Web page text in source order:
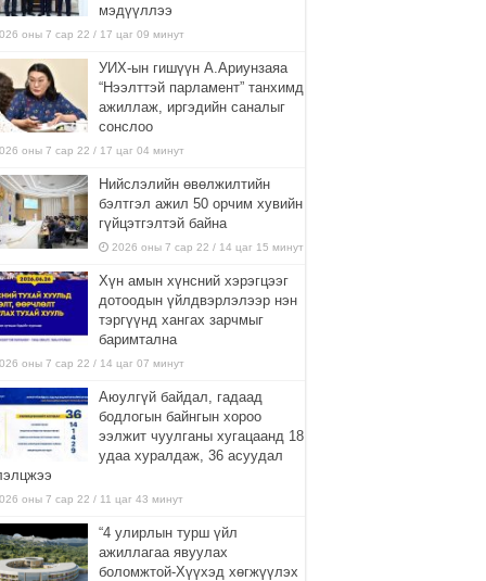
мэдүүллээ
оны 7 сар 22 / 17 цаг 09 минут
УИХ-ын гишүүн А.Ариунзаяа
“Нээлттэй парламент” танхимд
ажиллаж, иргэдийн саналыг
сонслоо
оны 7 сар 22 / 17 цаг 04 минут
Нийслэлийн өвөлжилтийн
бэлтгэл ажил 50 орчим хувийн
гүйцэтгэлтэй байна
2026 оны 7 сар 22 / 14 цаг 15 минут
Хүн амын хүнсний хэрэгцээг
дотоодын үйлдвэрлэлээр нэн
тэргүүнд хангах зарчмыг
баримтална
оны 7 сар 22 / 14 цаг 07 минут
Аюулгүй байдал, гадаад
бодлогын байнгын хороо
ээлжит чуулганы хугацаанд 18
удаа хуралдаж, 36 асуудал
оны 7 сар 22 / 11 цаг 43 минут
“4 улирлын турш үйл
ажиллагаа явуулах
боломжтой-Хүүхэд хөгжүүлэх